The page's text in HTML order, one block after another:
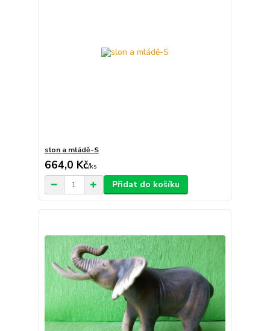
slon a mládě-S
664,0 Kč/ks
Přidat do košíku